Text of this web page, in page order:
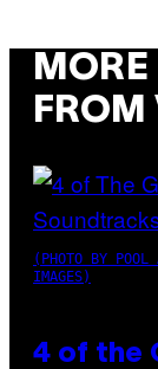
MORE
FROM
(PHOTO BY POOL
IMAGES)
4 of the